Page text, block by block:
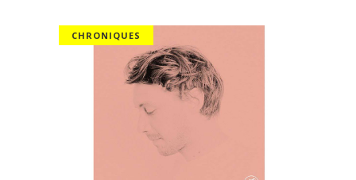
CHRONIQUES